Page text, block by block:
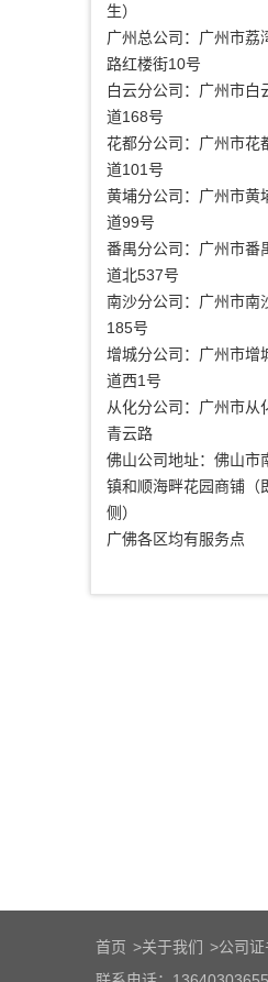
生）
广州总公司：广州市荔
路红楼街10号
白云分公司：广州市白
道168号
花都分公司：广州市花
道101号
黄埔分公司：广州市黄
道99号
番禺分公司：广州市番
道北537号
南沙分公司：广州市南
185号
增城分公司：广州市增
道西1号
从化分公司：广州市从
青云路
佛山公司地址：佛山市
镇和顺海畔花园商铺（
侧）
广佛各区均有服务点
首页 >关于我们 >公司证